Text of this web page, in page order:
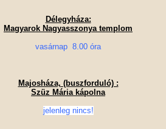
Délegyháza:
Magyarok Nagyasszonya templom
vasárnap 8.00 óra
Majosháza, (buszforduló) :
Szüz Mária kápolna
jelenleg nincs!